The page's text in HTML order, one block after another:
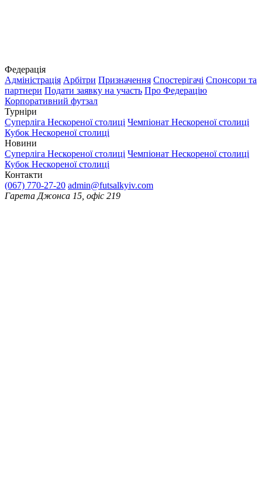
Федерація
Адміністрація Арбітри Призначення Спостерігачі Спонсори та
партнери Подати заявку на участь Про Федерацію
Корпоративний футзал
Турніри
Суперліга Нескореної столиці Чемпіонат Нескореної столиці
Кубок Нескореної столиці
Новини
Суперліга Нескореної столиці Чемпіонат Нескореної столиці
Кубок Нескореної столиці
Контакти
(067) 770-27-20 admin@futsalkyiv.com
Гарета Джонса 15, офіс 219